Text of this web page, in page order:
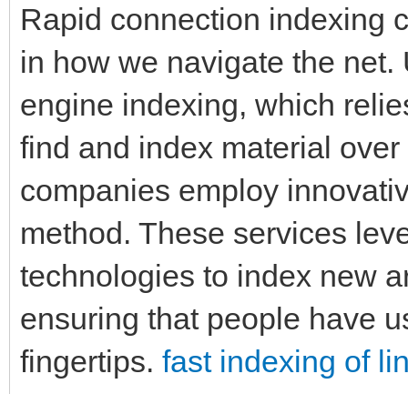
Rapid connection indexing
in how we navigate the
engine indexing, which
find and index material
companies employ
method. These services
technologies to index new
ensuring that people have
fingertips. fast indexing of